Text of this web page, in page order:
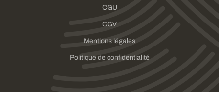
CGU
CGV
Mentions légales
Politique de confidentialité